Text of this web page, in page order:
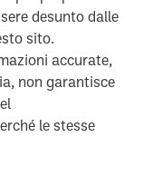
desunto dalle
sito.
accurate,
non garantisce
le stesse